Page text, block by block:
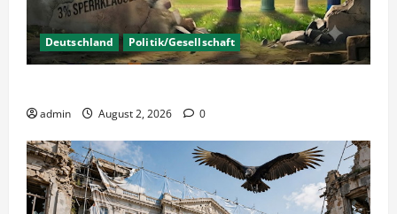
Deutschland Politik/Gesellschaft
admin August 2, 2026 0